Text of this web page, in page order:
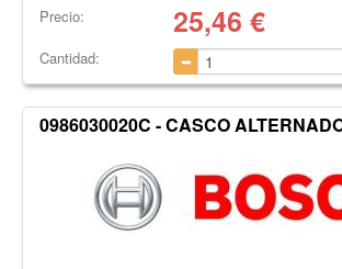
Precio: 25,46 €
Cantidad:
0986030020C - CASCO